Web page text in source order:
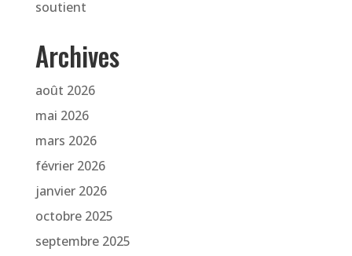
soutient
Archives
août 2026
mai 2026
mars 2026
février 2026
janvier 2026
octobre 2025
septembre 2025